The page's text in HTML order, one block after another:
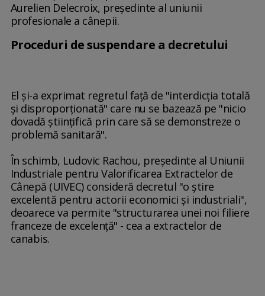
Aurelien Delecroix, preşedinte al uniunii
profesionale a cânepii.
Proceduri de suspendare a decretului
El şi-a exprimat regretul faţă de "interdicţia totală
şi disproporţionată" care nu se bazează pe "nicio
dovadă ştiinţifică prin care să se demonstreze o
problemă sanitară".
În schimb, Ludovic Rachou, preşedinte al Uniunii
Industriale pentru Valorificarea Extractelor de
Cânepă (UIVEC) consideră decretul "o ştire
excelentă pentru actorii economici şi industriali",
deoarece va permite "structurarea unei noi filiere
franceze de excelenţă" - cea a extractelor de
canabis.